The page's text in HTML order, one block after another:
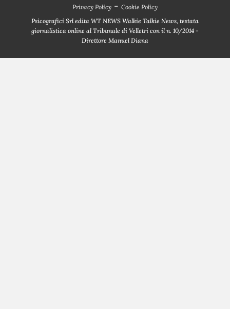
Privacy Policy - Cookie Policy
Psicografici Srl edita WT NEWS Walkie Talkie News, testata
giornalistica online al Tribunale di Velletri con il n. 10/2014 -
Direttore Manuel Diana